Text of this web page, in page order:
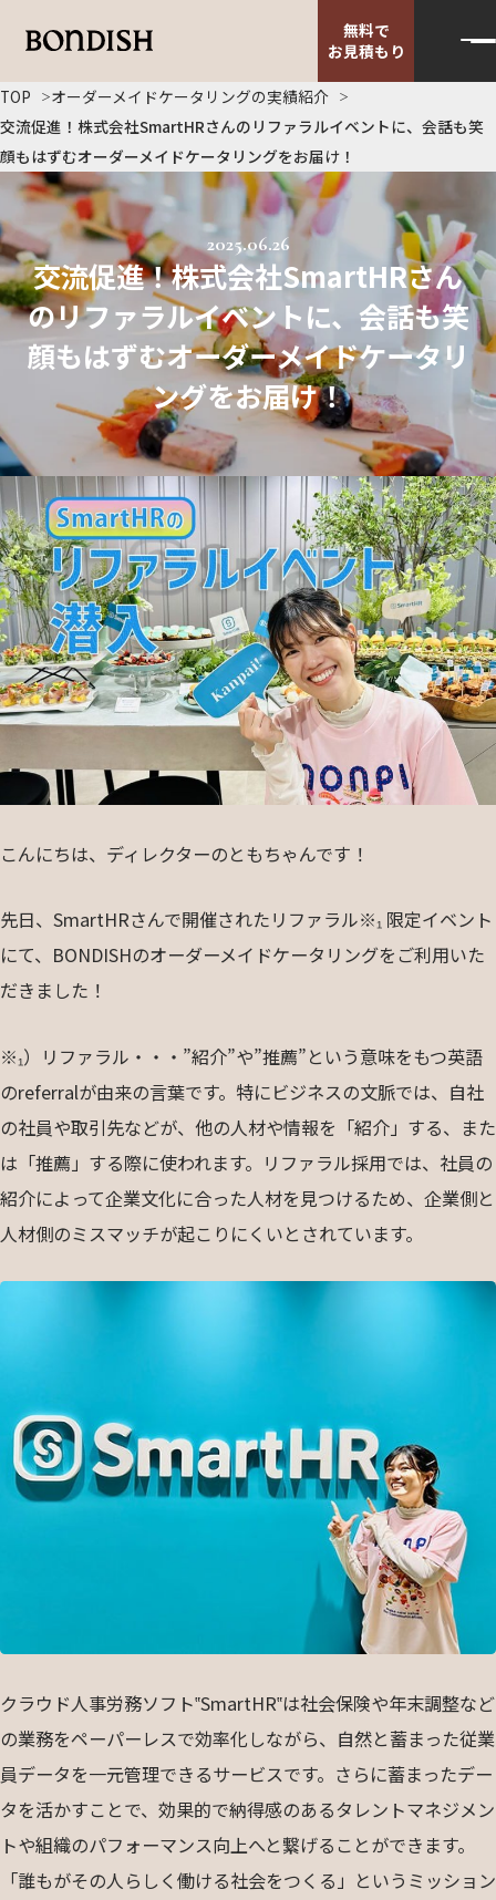
無料で
お見積もり
TOP
オーダーメイドケータリングの実績紹介
交流促進！株式会社SmartHRさんのリファラルイベントに、会話も笑
顔もはずむオーダーメイドケータリングをお届け！
2025.06.26
交流促進！株式会社SmartHRさん
のリファラルイベントに、会話も笑
顔もはずむオーダーメイドケータリ
ングをお届け！
こんにちは、ディレクターのともちゃんです！
先日、SmartHRさんで開催されたリファラル※₁ 限定イベント
にて、BONDISHのオーダーメイドケータリングをご利用いた
だきました！
※₁）リファラル・・・”紹介”や”推薦”という意味をもつ英語
のreferralが由来の言葉です。特にビジネスの文脈では、自社
の社員や取引先などが、他の人材や情報を「紹介」する、また
は「推薦」する際に使われます。リファラル採用では、社員の
紹介によって企業文化に合った人材を見つけるため、企業側と
人材側のミスマッチが起こりにくいとされています。
クラウド人事労務ソフト‟SmartHR‟は社会保険や年末調整など
の業務をペーパーレスで効率化しながら、自然と蓄まった従業
員データを一元管理できるサービスです。さらに蓄まったデー
タを活かすことで、効果的で納得感のあるタレントマネジメン
トや組織のパフォーマンス向上へと繋げることができます。
「誰もがその人らしく働ける社会をつくる」というミッション